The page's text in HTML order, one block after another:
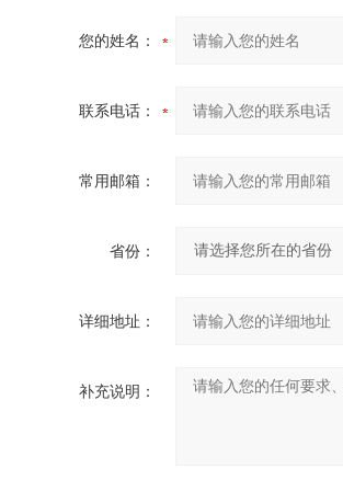
您的姓名：
联系电话：
常用邮箱：
省份：
详细地址：
补充说明：